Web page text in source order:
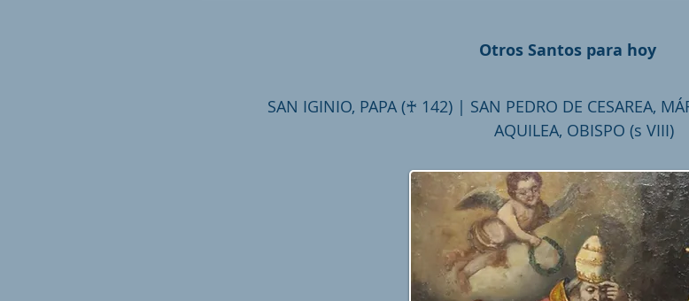
Otros Santos para hoy
SAN IGINIO, PAPA (♰ 142) | SAN PEDRO DE CESAREA,
AQUILEA, OBISPO (s VIII)